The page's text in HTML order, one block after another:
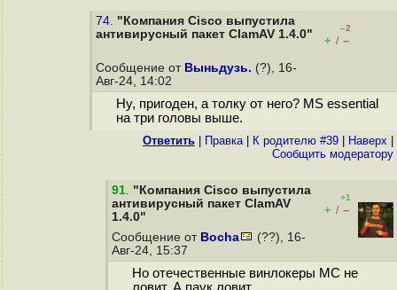
74. "Компания Cisco выпустила
антивирусный пакет ClamAV 1.4.0"
–2
+ / –
Сообщение от Выньдузь. (?), 16-
Авг-24, 14:02
Ну, пригоден, а толку от него? MS essential
на три головы выше.
Ответить Правка| К родителю #39 Наверх
Cообщить модератору
91. "Компания Cisco выпустила
антивирусный пакет ClamAV
1.4.0"
+1
+ / –
Сообщение от Bocha
(??), 16-
Авг-24, 15:37
Но отечественные винлокеры МС не